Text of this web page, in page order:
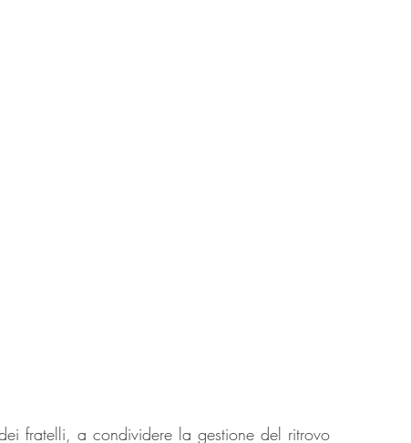
fratelli, a condividere la gestione del ritrovo